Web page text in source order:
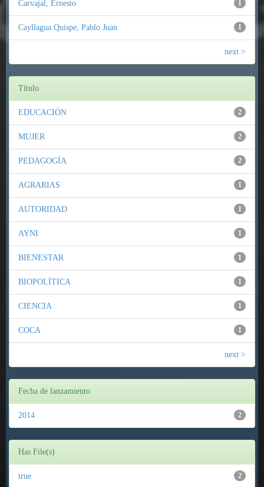
1
Carvajal, Ernesto
1
Cayllagua Quispe, Pablo Juan
next >
Título
2
EDUCACIÓN
2
MUJER
2
PEDAGOGÍA
1
AGRARIAS
1
AUTORIDAD
1
AYNI
1
BIENESTAR
1
BIOPOLÍTICA
1
CIENCIA
1
COCA
next >
Fecha de lanzamiento
2
2014
Has File(s)
2
true